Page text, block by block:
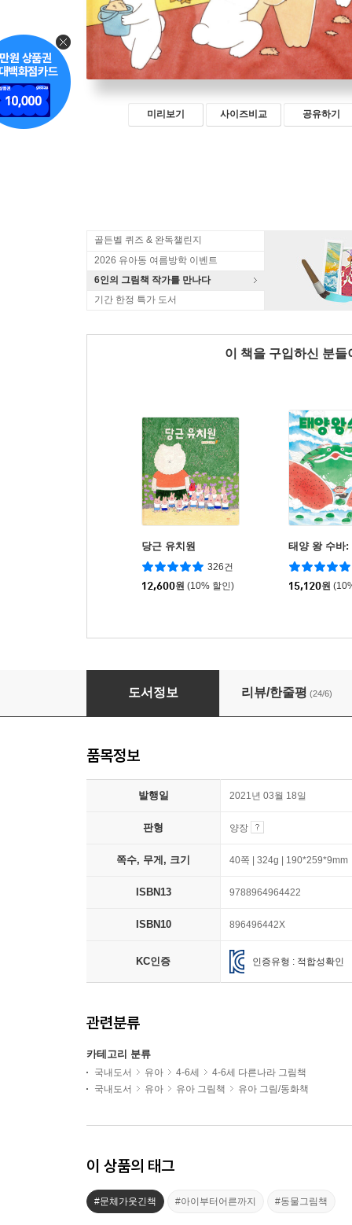
미리보기 사이즈비교 공유하기
골든벨 퀴즈 & 완독챌린지
2026 유아동 여름방학 이벤트
6인의 그림책 작가를 만나다
기간 한정 특가 도서
이 책을 구입하신 분
당근 유치원
326건
12,600원 (10% 할인)
태양 왕 수바:
15,120원
대장 토끼는 나다운게 좋아
도서정보 리뷰/한줄평 (24/6)
품목정보
발행일 2021년 03월 18일
판형 양장
쪽수, 무게, 크기 40쪽 | 324g | 190*259*9mm
ISBN13 9788964964422
ISBN10 896496442X
KC인증 인증유형 : 적합성확인
관련분류
카테고리 분류
국내도서 유아 4-6세
4-6세 다른나라 그림책
국내도서
유아 유아 그림책 유아 그림/동화책
이 상품의 태그
#문체가웃긴책 #아이부터어른까지 #동물그림책